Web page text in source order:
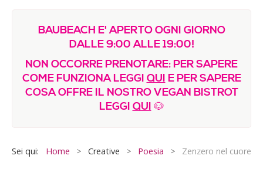
Olistici
Sinergie, Comunicazione e Immagine
Riconoscimenti e certificazioni
E-Book & Video IHOD©
Programma Estate 2026
BAUBEACH E' APERTO OGNI GIORNO
DALLE 9:00 ALLE 19:00!
NON OCCORRE PRENOTARE: PER SAPERE
COME FUNZIONA LEGGI QUI E PER SAPERE
COSA OFFRE IL NOSTRO VEGAN BISTROT
LEGGI QUI 🐶
Sei qui: Home > Creative > Poesia > Zenzero nel cuore